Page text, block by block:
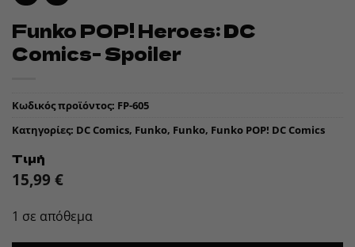
Funko POP! Heroes: DC
Comics- Spoiler
Κωδικός προϊόντος: FP-605
Κατηγορίες: DC Comics, Funko, Funko, Funko POP! DC Comics
Τιμή
15,99 €
1 σε απόθεμα